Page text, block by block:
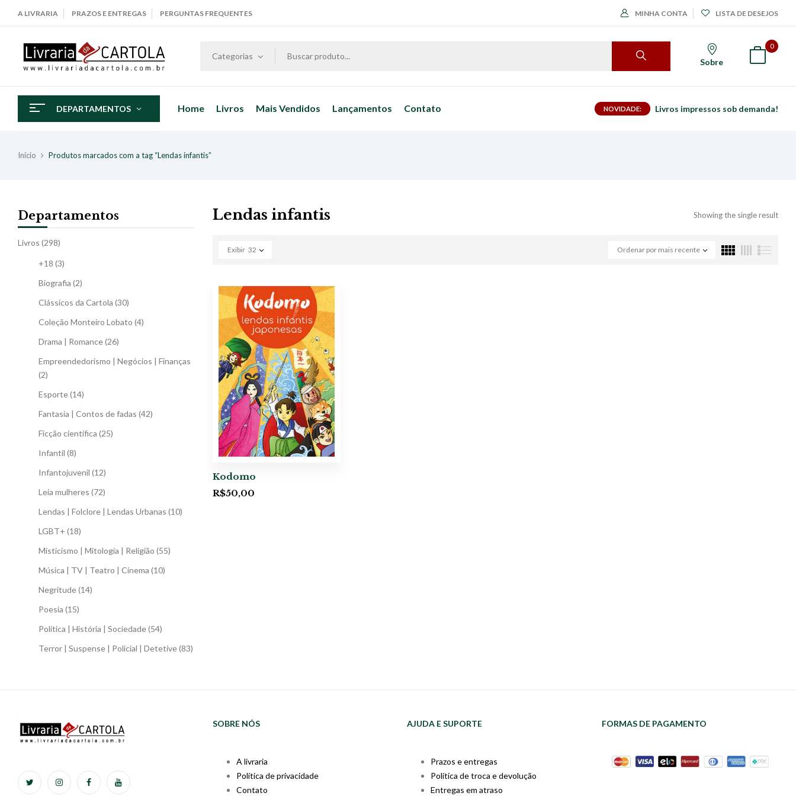
A LIVRARIA PRAZOS E ENTREGAS PERGUNTAS FREQUENTES MINHA CONTA LISTA DE DESEJOS
Categorias
Sobre
0
DEPARTAMENTOS Home Livros Mais Vendidos Lançamentos Contato NOVIDADE: Livros impressos sob demanda!
Início Produtos marcados com a tag “Lendas infantis”
Departamentos
Livros (298)
+18 (3)
Biografia (2)
Clássicos da Cartola (30)
Coleção Monteiro Lobato (4)
Drama | Romance(26)
Empreendedorismo | Negócios | Finanças
(2)
Esporte(14)
Fantasia | Contos de fadas (42)
Ficção científica (25)
Infantil (8)
Infantojuvenil (12)
Leia mulheres (72)
Lendas | Folclore | Lendas Urbanas (10)
LGBT+ (18)
Misticismo | Mitologia | Religião (55)
Música | TV | Teatro | Cinema (10)
Negritude(14)
Poesia (15)
Política | História | Sociedade(54)
Terror | Suspense | Policial | Detetive(83)
Lendas infantis Showing the single result
Ordenar por mais recente
Exibir 32
Kodomo
R$50,00
SOBRE NÓS
A livraria
Política de privacidade
Contato
AJUDA E SUPORTE
Prazos e entregas
Política de troca e devolução
Entregas em atraso
FORMAS DE PAGAMENTO